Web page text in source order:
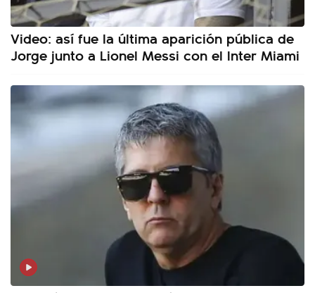
Video: así fue la última aparición pública de
Jorge junto a Lionel Messi con el Inter Miami